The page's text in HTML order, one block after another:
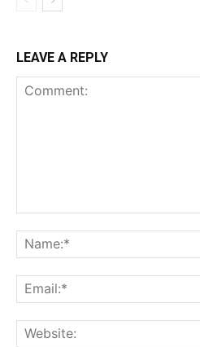
LEAVE A REPLY